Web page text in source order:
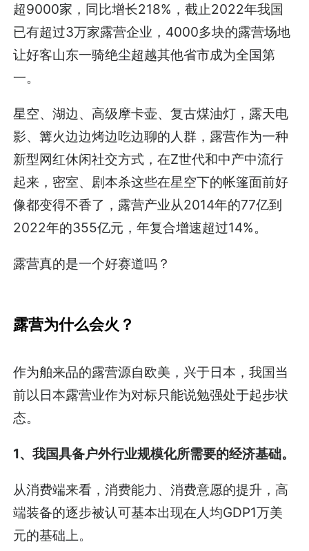
超9000家，同比增长218%，截止2022年我国
已有超过3万家露营企业，4000多块的露营场地
让好客山东一骑绝尘超越其他省市成为全国第
一。
星空、湖边、高级摩卡壶、复古煤油灯，露天电
影、篝火边边烤边吃边聊的人群，露营作为一种
新型网红休闲社交方式，在Z世代和中产中流行
起来，密室、剧本杀这些在星空下的帐篷面前好
像都变得不香了，露营产业从2014年的77亿到
2022年的355亿元，年复合增速超过14%。
露营真的是一个好赛道吗？
露营为什么会火？
作为舶来品的露营源自欧美，兴于日本，我国当
前以日本露营业作为对标只能说勉强处于起步状
态。
1、我国具备户外行业规模化所需要的经济基础。
从消费端来看，消费能力、消费意愿的提升，高
端装备的逐步被认可基本出现在人均GDP1万美
元的基础上。